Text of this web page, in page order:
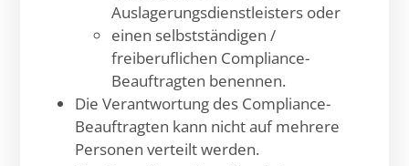
Auslagerungsdienstleisters oder
einen selbstständigen /
freiberuflichen Compliance-
Beauftragten benennen.
Die Verantwortung des Compliance-
Beauftragten kann nicht auf mehrere
Personen verteilt werden.